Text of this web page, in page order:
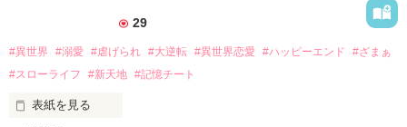
と、思ったら。
なんだか予想外の展開になってしまって……！？
呼びたいのなら、お兄ちゃんと呼んでくれてもいいぞ」
29
#異世界 #溺愛 #虐げられ #大逆転 #異世界恋愛 #ハッピーエンド
#ざまぁ
#スローライフ
#新天地 #記憶チート
表紙を見る